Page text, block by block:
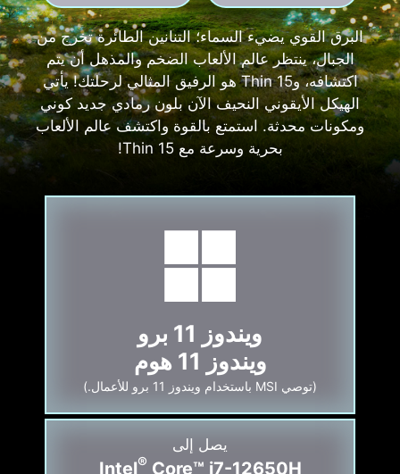
البرق القوي يضيء السماء؛ التنانين الطائرة تخرج من
الجبال، ينتظر عالم الألعاب الضخم والمذهل أن يتم
اكتشافه، وThin 15 هو الرفيق المثالي لرحلتك! يأتي
الهيكل الأيقوني النحيف الآن بلون رمادي جديد كوني
ومكونات محدثة. استمتع بالقوة واكتشف عالم الألعاب
بحرية وسرعة مع Thin 15!
ويندوز 11 برو
ويندوز 11 هوم
(توصي MSI باستخدام ويندوز 11 برو للأعمال.)
يصل إلى
Intel® Core™ i7-12650H